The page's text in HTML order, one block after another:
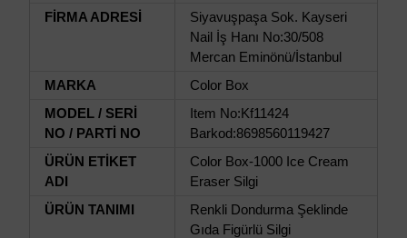
FİRMA ADRESİ
Siyavuşpaşa Sok. Kayseri
Nail İş Hanı No:30/508
Mercan Eminönü/İstanbul
MARKA
Color Box
MODEL / SERİ
NO / PARTİ NO
Item No:Kf11424
Barkod:8698560119427
ÜRÜN ETİKET
ADI
Color Box-1000 Ice Cream
Eraser Silgi
ÜRÜN TANIMI
Renkli Dondurma Şeklinde
Gıda Figürlü Silgi